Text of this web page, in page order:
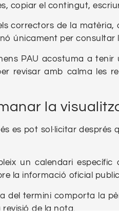
copiar el contingut,
correctors de la
únicament per consultar
PAU acostuma a
revisar amb calma les
la
es pot sol·licitar després
un calendari
la informació oficial
del termini comporta la
de la nota.